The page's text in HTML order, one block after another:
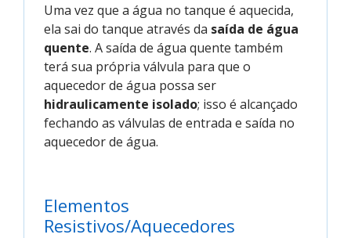
Uma vez que a água no tanque é aquecida,
ela sai do tanque através da saída de água
quente. A saída de água quente também
terá sua própria válvula para que o
aquecedor de água possa ser
hidraulicamente isolado; isso é alcançado
fechando as válvulas de entrada e saída no
aquecedor de água.
Elementos
Resistivos/Aquecedores